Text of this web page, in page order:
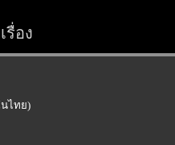
รื่อง
ไทย)